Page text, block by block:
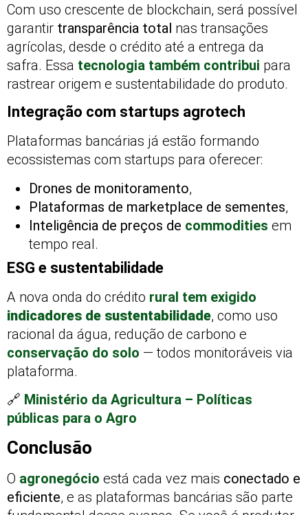
Com uso crescente de blockchain, será possível
garantir transparência total nas transações
agrícolas, desde o crédito até a entrega da
safra. Essa tecnologia também contribui para
rastrear origem e sustentabilidade do produto.
Integração com startups agrotech
Plataformas bancárias já estão formando
ecossistemas com startups para oferecer:
Drones de monitoramento,
Plataformas de marketplace de sementes,
Inteligência de preços de commodities em
tempo real.
ESG e sustentabilidade
A nova onda do crédito rural tem exigido
indicadores de sustentabilidade, como uso
racional da água, redução de carbono e
conservação do solo — todos monitoráveis via
plataforma.
🔗 Ministério da Agricultura – Políticas
públicas para o Agro
Conclusão
O agronegócio está cada vez mais conectado e
eficiente, e as plataformas bancárias são parte